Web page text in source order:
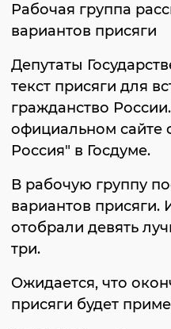
Рабочая группа
вариантов присяги
Депутаты
текст присяги для
гражданство
официальном сайте
Россия" в Госдуме.
В рабочую группу
вариантов присяги.
отобрали девять
три.
Ожидается, что
присяги будет